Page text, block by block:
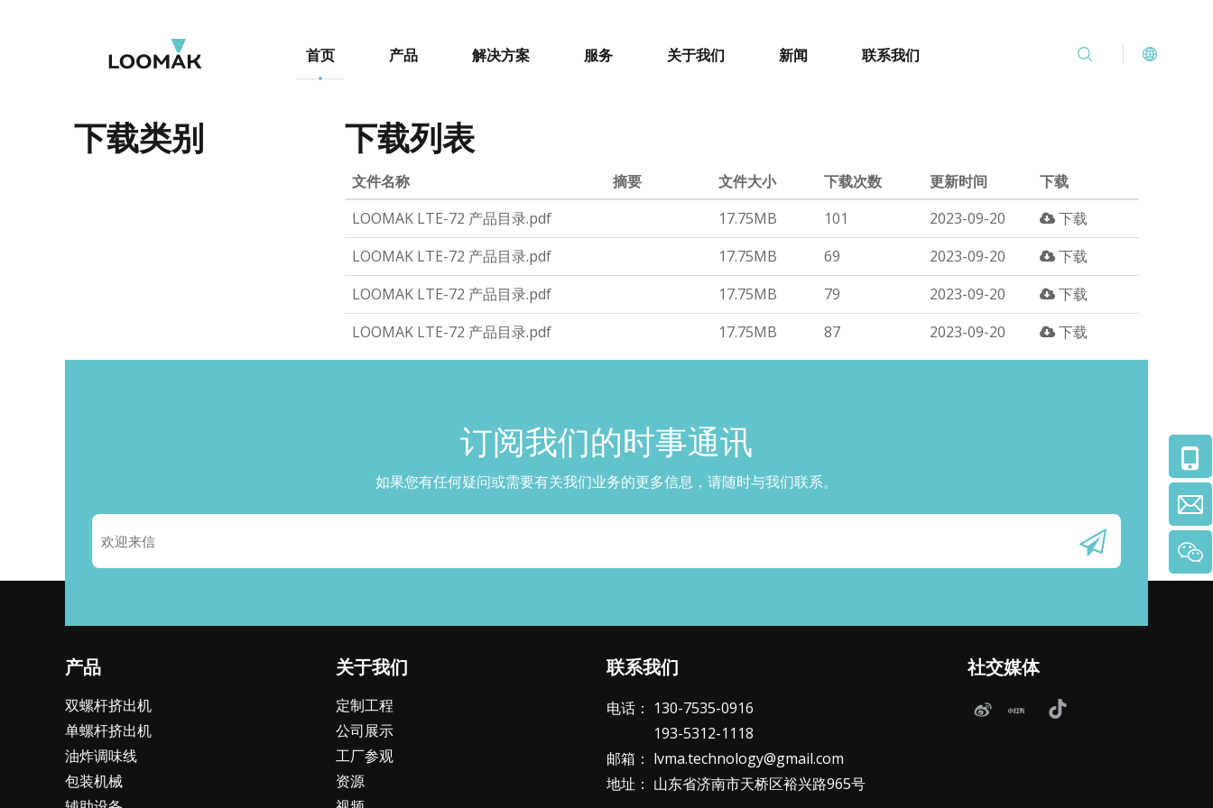
首页 产品 解决方案 服务 关于我们 新闻 联系我们
下载类别 下载列表
文件名称 摘要 文件大小 下载次数 更新时间
下载
LOOMAK LTE-72 产品目录.pdf
17.75MB 101 2023-09-20
下载
LOOMAK LTE-72 产品目录.pdf
17.75MB 69 2023-09-20
下载
LOOMAK LTE-72 产品目录.pdf
17.75MB 79 2023-09-20
下载
LOOMAK LTE-72 产品目录.pdf
17.75MB 87 2023-09-20 下载
订阅我们的时事通讯​​​​​​​
如果您有任何疑问或需要有关我们业务的更多信息，请随时与我们联系。
产品
双螺杆挤出机
单螺杆挤出机
油炸调味线
包装机械
关于我们
定制工程
公司展示
工厂参观
资源
联系我们
电话： 130-7535-0916
193-5312-1118
邮箱： lvma.technology@gmail.com
地址： 山东省济南市天桥区裕兴路965号
社交媒体